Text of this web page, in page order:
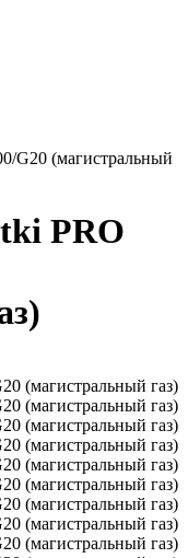
G20 (магистральный
PRO